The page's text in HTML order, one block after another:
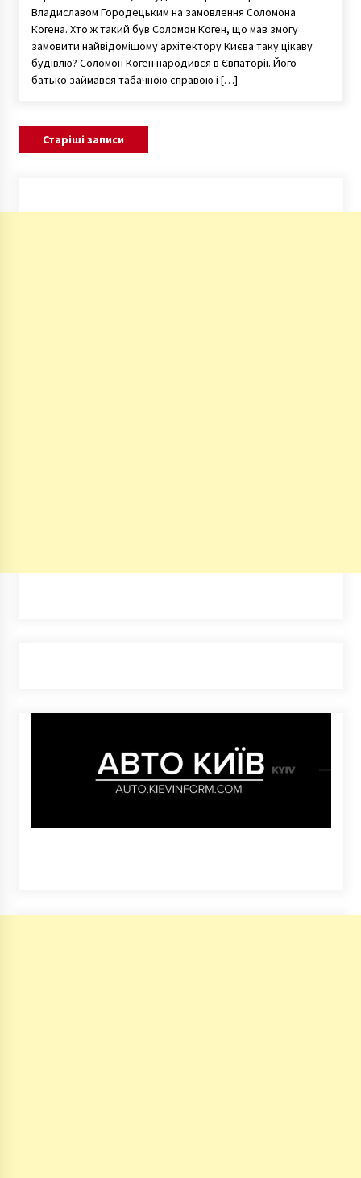
Владиславом Городецьким на замовлення Соломона
Когена. Хто ж такий був Соломон Коген, що мав змогу
замовити найвідомішому архітектору Києва таку цікаву
будівлю? Соломон Коген народився в Євпаторії. Його
батько займався табачною справою і […]
Навігація
Старіші записи